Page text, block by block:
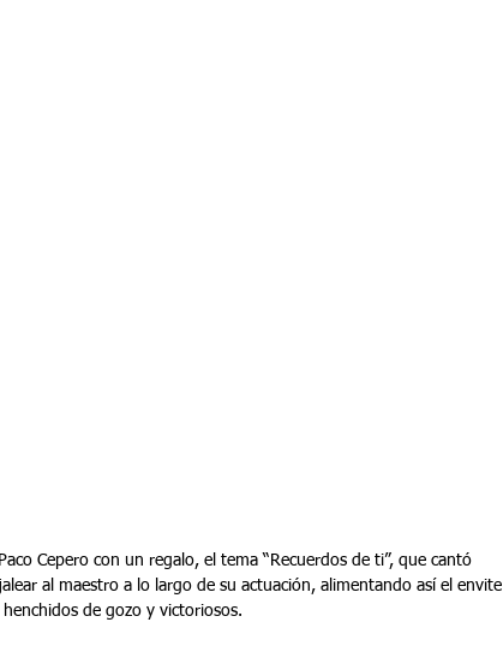
Cepero con un regalo, el tema “Recuerdos de ti”, que cantó
al maestro a lo largo de su actuación, alimentando así el envite
de gozo y victoriosos.